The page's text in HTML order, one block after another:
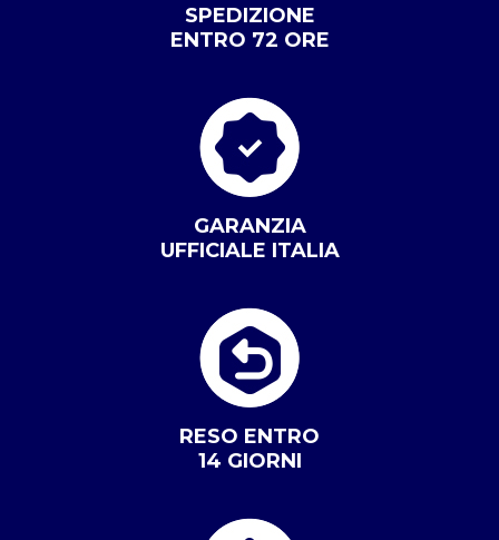
SPEDIZIONE
ENTRO 72 ORE
GARANZIA
UFFICIALE ITALIA
RESO ENTRO
14 GIORNI